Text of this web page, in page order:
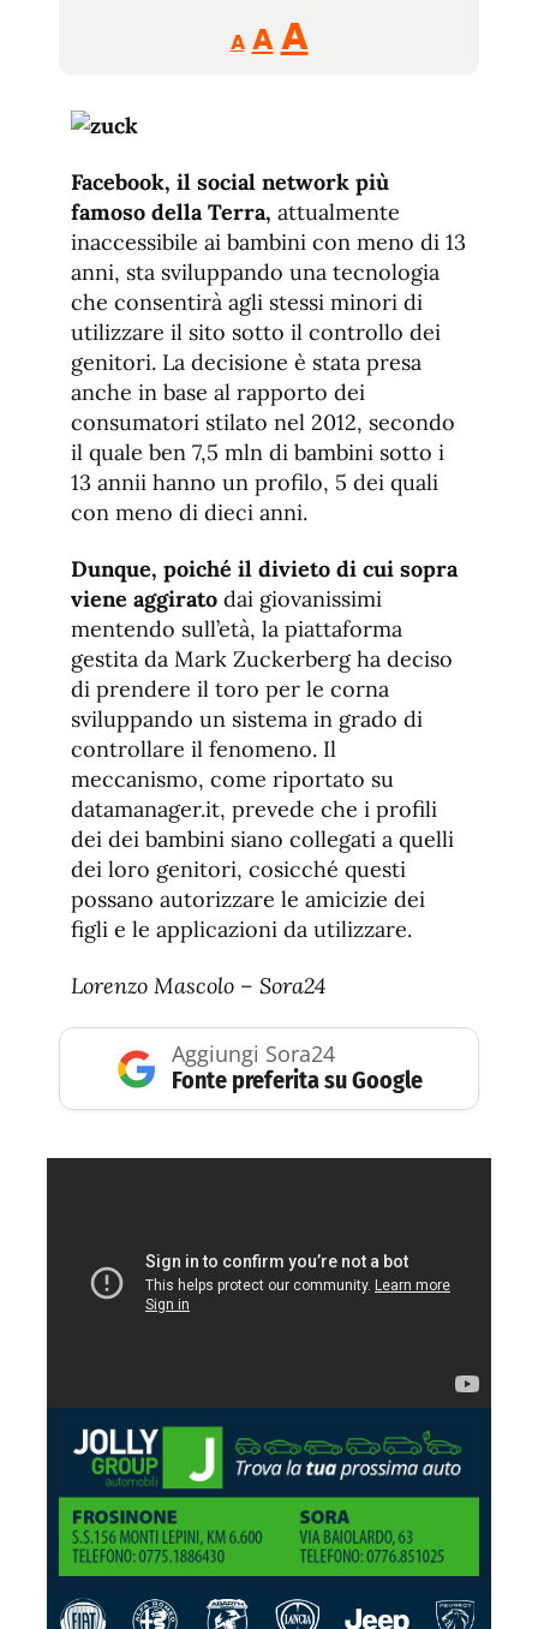
A
Reducir
tamaño
A Restablecer
AAumentar
fuente.
Facebook, il social network più
famoso della Terra, attualmente
inaccessibile ai bambini con meno di 13
anni, sta sviluppando una tecnologia
che consentirà agli stessi minori di
utilizzare il sito sotto il controllo dei
genitori. La decisione è stata presa
anche in base al rapporto dei
consumatori stilato nel 2012, secondo
il quale ben 7,5 mln di bambini sotto i
13 annii hanno un profilo, 5 dei quali
con meno di dieci anni.
Dunque, poiché il divieto di cui sopra
viene aggirato dai giovanissimi
mentendo sull’età, la piattaforma
gestita da Mark Zuckerberg ha deciso
di prendere il toro per le corna
sviluppando un sistema in grado di
controllare il fenomeno. Il
meccanismo, come riportato su
datamanager.it, prevede che i profili
dei dei bambini siano collegati a quelli
dei loro genitori, cosicché questi
possano autorizzare le amicizie dei
figli e le applicazioni da utilizzare.
Lorenzo Mascolo – Sora24
Aggiungi Sora24
Fonte preferita su Google